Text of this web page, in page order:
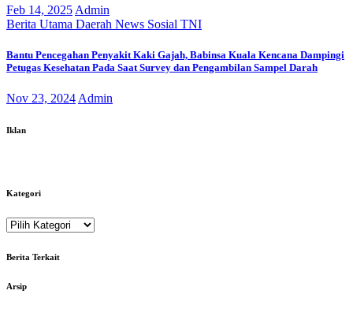
Feb 14, 2025 Admin
Berita Utama Daerah News Sosial TNI
Bantu Pencegahan Penyakit Kaki Gajah, Babinsa Kuala Kencana Dampingi
Petugas Kesehatan Pada Saat Survey dan Pengambilan Sampel Darah
Nov 23, 2024 Admin
Iklan
Kategori
Kategori
Berita Terkait
Arsip